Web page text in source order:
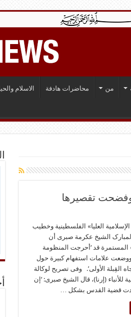
من محاضرات هادفة الاسلام
وفضحت تقصیرها
العلیا» الفلسطینیة وخطیب
الشیخ عکرمة صبری أن
المستمرة قد ‘أحرجت المنظومة
ووضعت علامات استفهام کبیرة حول
القِبلة الأولی’. وفی تصریح لوکالة
للأنباء (إرنا)، قال الشیخ صبری: ‘إن
قضیة القدس بشکل …